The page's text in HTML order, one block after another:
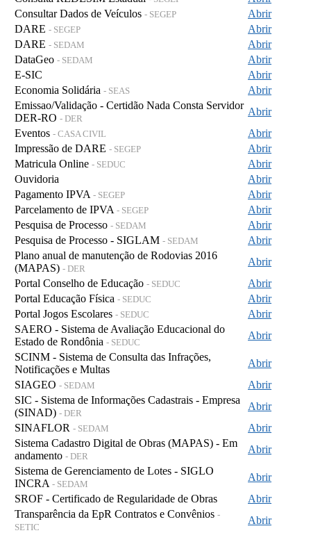
Consultar Dados de Veículos - SEGEP
Abrir
DARE - SEGEP
Abrir
DARE - SEDAM
Abrir
DataGeo - SEDAM
Abrir
E-SIC
Abrir
Economia Solidária - SEAS
Abrir
Emissao/Validação - Certidão Nada Consta Servidor
DER-RO - DER
Abrir
Eventos - CASA CIVIL
Abrir
Impressão de DARE - SEGEP
Abrir
Matricula Online - SEDUC
Abrir
Ouvidoria
Abrir
Pagamento IPVA - SEGEP
Abrir
Parcelamento de IPVA - SEGEP
Abrir
Pesquisa de Processo - SEDAM
Abrir
Pesquisa de Processo - SIGLAM - SEDAM
Abrir
Plano anual de manutenção de Rodovias 2016
(MAPAS) - DER
Abrir
Portal Conselho de Educação - SEDUC
Abrir
Portal Educação Física - SEDUC
Abrir
Portal Jogos Escolares - SEDUC
Abrir
SAERO - Sistema de Avaliação Educacional do
Estado de Rondônia - SEDUC
Abrir
SCINM - Sistema de Consulta das Infrações,
Notificações e Multas
Abrir
SIAGEO - SEDAM
Abrir
SIC - Sistema de Informações Cadastrais - Empresa
(SINAD) - DER
Abrir
SINAFLOR - SEDAM
Abrir
Sistema Cadastro Digital de Obras (MAPAS) - Em
andamento - DER
Abrir
Sistema de Gerenciamento de Lotes - SIGLO
INCRA - SEDAM
Abrir
SROF - Certificado de Regularidade de Obras
Abrir
Transparência da EpR Contratos e Convênios -
SETIC
Abrir